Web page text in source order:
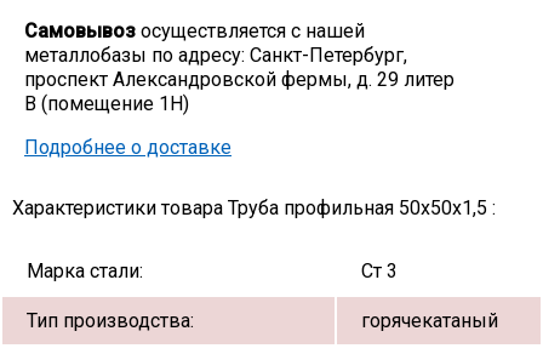
Самовывоз осуществляется с нашей
металлобазы по адресу: Санкт-Петербург,
проспект Александровской фермы, д. 29 литер
В (помещение 1Н)
Подробнее о доставке
Характеристики товара Труба профильная 50х50х1,5 :
Марка стали: Ст 3
Тип производства: горячекатаный